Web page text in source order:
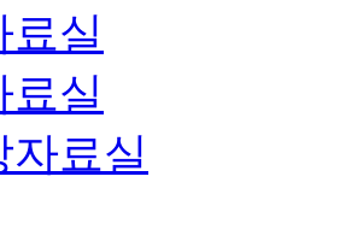
료실
료실
자료실